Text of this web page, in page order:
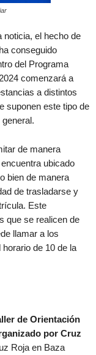
noticia, el hecho de
conseguido
del Programa
comenzará a
a distintos
suponen este tipo de
de manera
ubicado
bien de manera
de trasladarse y
Este
que se realicen de
llamar a los
de 10 de la
de Orientación
por Cruz
Roja en Baza